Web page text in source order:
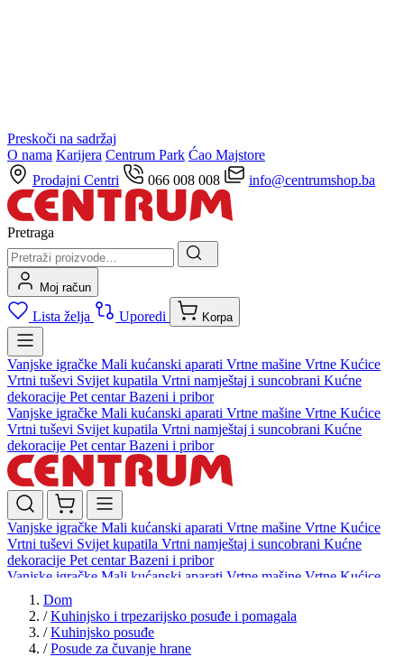
Preskoči na sadržaj
O nama Karijera Centrum Park Ćao Majstore
Prodajni Centri
066 008 008 info@centrumshop.ba
Pretraga
Moj račun
Lista želja Uporedi Korpa
Vanjske igračke Mali kućanski aparati Vrtne mašine Vrtne Kućice
Vrtni tuševi Svijet kupatila Vrtni namještaj i suncobrani Kućne
dekoracije Pet centarBazeni i pribor
Vanjske igračke Mali kućanski aparati Vrtne mašine Vrtne Kućice
Vrtni tuševi Svijet kupatila Vrtni namještaj i suncobrani Kućne
dekoracije Pet centarBazeni i pribor
Vanjske igračke Mali kućanski aparati Vrtne mašine Vrtne Kućice
Vrtni tuševi Svijet kupatila Vrtni namještaj i suncobrani Kućne
dekoracije Pet centarBazeni i pribor
Vanjske igračke Mali kućanski aparati Vrtne mašine Vrtne Kućice
Vrtni tuševi
dekoracijePet centar Bazeni i pribor
Dom
/ Kuhinjsko i trpezarijsko posuđe i pomagala
/ Kuhinjsko posuđe
/ Posude za čuvanje hrane